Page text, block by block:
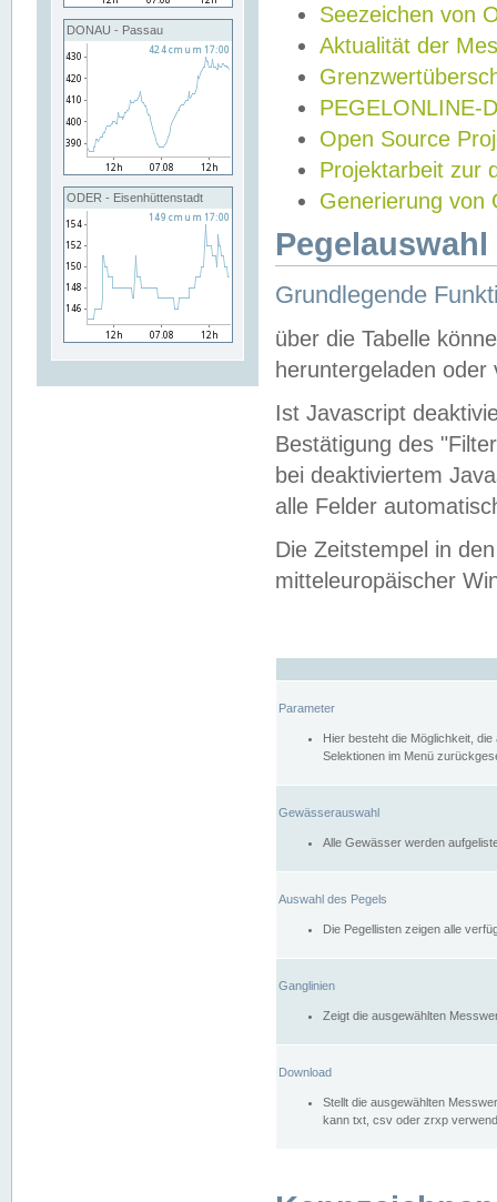
DONAU - Passau
ODER - Eisenhüttenstadt
Seezeichen von
Aktualität der
PEGELONLINE-
Open Source
Projektarbeit zur
Generierung von
Grundlegende
über die Tabelle
heruntergeladen oder
Ist Javascript
Bestätigung des
bei deaktiviertem
alle Felder
Die Zeitstempel in
mitteleuropäischer
Parameter
Hier besteht die Möglichkeit,
Selektionen im Menü
Gewässerauswahl
Alle Gewässer werden
Auswahl des Pegels
Die Pegellisten zeigen alle
Ganglinien
Zeigt die ausgewählten
Download
Stellt die ausgewählten
kann txt, csv oder zrxp